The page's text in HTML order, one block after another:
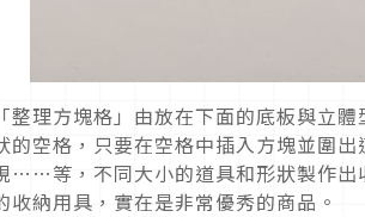
「整理方塊格」由放在下面的底板與立
的空格，只要在空格中插入方塊並圍
……等，不同大小的道具和形狀製作出
收納用具，實在是非常優秀的商品。